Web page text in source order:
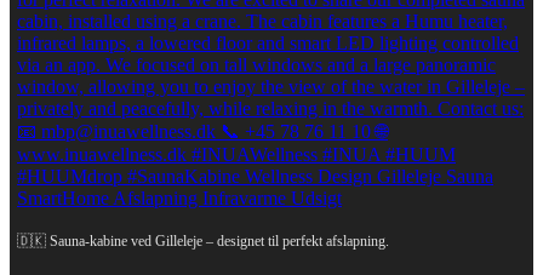
🇩🇰 Sauna-kabine ved Gilleleje – designet til perfekt afslapning.